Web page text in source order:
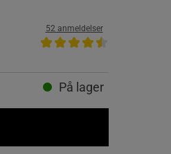
52 anmeldelser
På lager